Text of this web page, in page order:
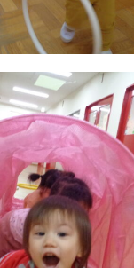
ラソル ]
ス
ついて
ログ
ラス